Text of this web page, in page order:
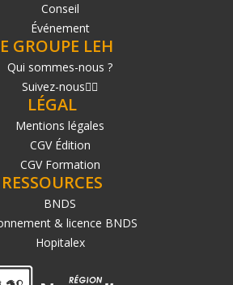
Conseil
Événement
GROUPE LEH
Qui sommes-nous ?
Suivez-nous
LÉGAL
Mentions légales
CGV Édition
CGV Formation
RESSOURCES
BNDS
& licence BNDS
Hopitalex